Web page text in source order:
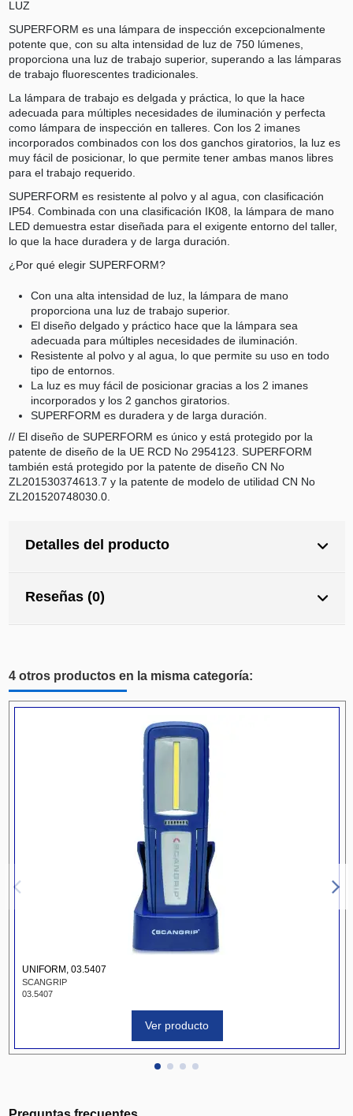
LUZ
SUPERFORM es una lámpara de inspección excepcionalmente
potente que, con su alta intensidad de luz de 750 lúmenes,
proporciona una luz de trabajo superior, superando a las lámparas
de trabajo fluorescentes tradicionales.
La lámpara de trabajo es delgada y práctica, lo que la hace
adecuada para múltiples necesidades de iluminación y perfecta
como lámpara de inspección en talleres. Con los 2 imanes
incorporados combinados con los dos ganchos giratorios, la luz es
muy fácil de posicionar, lo que permite tener ambas manos libres
para el trabajo requerido.
SUPERFORM es resistente al polvo y al agua, con clasificación
IP54. Combinada con una clasificación IK08, la lámpara de mano
LED demuestra estar diseñada para el exigente entorno del taller,
lo que la hace duradera y de larga duración.
¿Por qué elegir SUPERFORM?
Con una alta intensidad de luz, la lámpara de mano
proporciona una luz de trabajo superior.
El diseño delgado y práctico hace que la lámpara sea
adecuada para múltiples necesidades de iluminación.
Resistente al polvo y al agua, lo que permite su uso en todo
tipo de entornos.
La luz es muy fácil de posicionar gracias a los 2 imanes
incorporados y los 2 ganchos giratorios.
SUPERFORM es duradera y de larga duración.
// El diseño de SUPERFORM es único y está protegido por la
patente de diseño de la UE RCD No 2954123. SUPERFORM
también está protegido por la patente de diseño CN No
ZL201530374613.7 y la patente de modelo de utilidad CN No
ZL201520748030.0.
Detalles del producto
Reseñas (0)
4 otros productos en la misma categoría:
UNIFORM, 03.5407
SCANGRIP
03.5407
Ver producto